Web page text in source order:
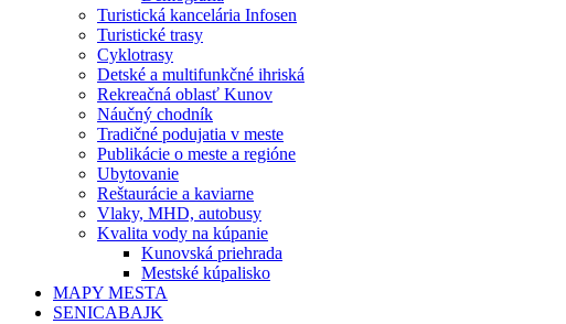
Turistická kancelária Infosen
Turistické trasy
Cyklotrasy
Detské a multifunkčné ihriská
Rekreačná oblasť Kunov
Náučný chodník
Tradičné podujatia v meste
Publikácie o meste a regióne
Ubytovanie
Reštaurácie a kaviarne
Vlaky, MHD, autobusy
Kvalita vody na kúpanie
Kunovská priehrada
Mestské kúpalisko
MAPY MESTA
SENICABAJK